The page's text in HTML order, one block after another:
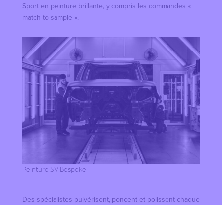
Sport en peinture brillante, y compris les commandes «
match-to-sample ».
Peinture SV Bespoke
Des spécialistes pulvérisent, poncent et polissent chaque